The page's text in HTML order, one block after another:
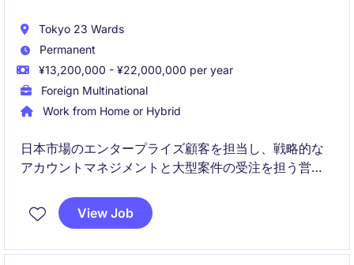
Tokyo 23 Wards
Permanent
¥13,200,000 - ¥22,000,000 per year
Foreign Multinational
Work from Home or Hybrid
日本市場のエンタープライズ顧客を担当し、戦略的な
アカウントマネジメントと大型案件の受注を担う営業
View Job